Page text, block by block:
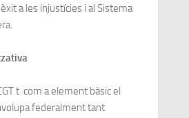
a les injustícies i al Sistema
t‚ com a element bàsic el
federalment tant